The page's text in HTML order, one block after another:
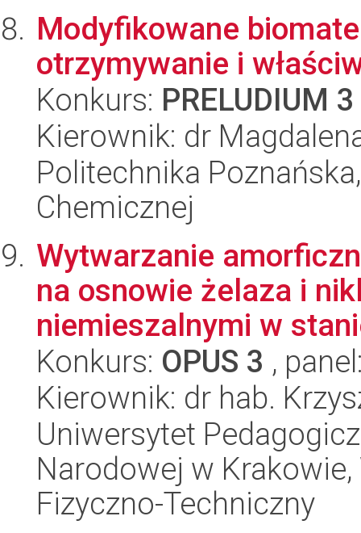
Modyfikowane
otrzymywanie i
Konkurs: PRELUDIUM 3
Kierownik: dr
Politechnika
Chemicznej
Wytwarzanie
na osnowie żelaza i
niemieszalnymi w
Konkurs: OPUS 3 ,
Kierownik: dr hab.
Uniwersytet
Narodowej w
Fizyczno-Techniczny